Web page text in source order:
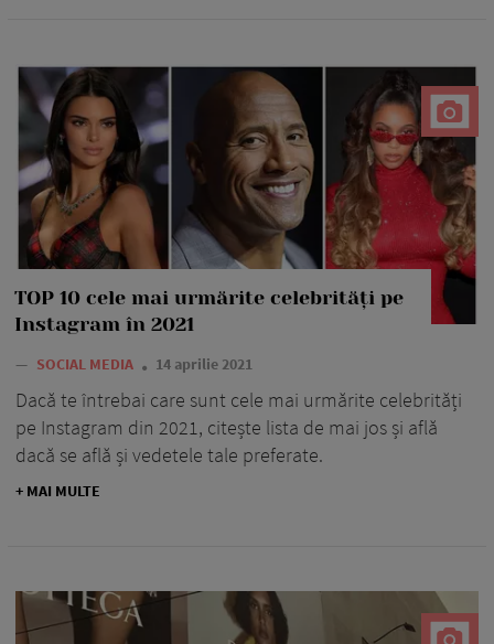
TOP 10 cele mai urmărite celebrități pe
Instagram în 2021
— SOCIAL MEDIA 14 aprilie 2021
Dacă te întrebai care sunt cele mai urmărite celebrități
pe Instagram din 2021, citește lista de mai jos și află
dacă se află și vedetele tale preferate.
+ MAI MULTE